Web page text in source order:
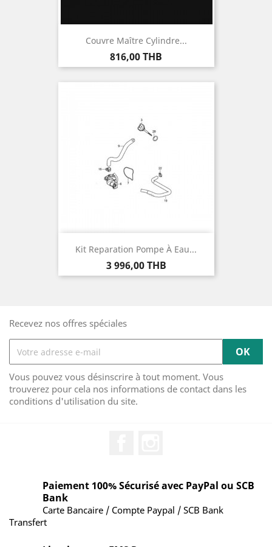
Couvre Maître Cylindre...
Prix
816,00 THB
Kit Reparation Pompe À Eau...
Prix
3 996,00 THB
Recevez nos offres spéciales
Vous pouvez vous désinscrire à tout moment. Vous
trouverez pour cela nos informations de contact dans les
conditions d'utilisation du site.
Paiement 100% Sécurisé avec PayPal ou SCB
Bank
Carte Bancaire / Compte Paypal / SCB Bank
Transfert